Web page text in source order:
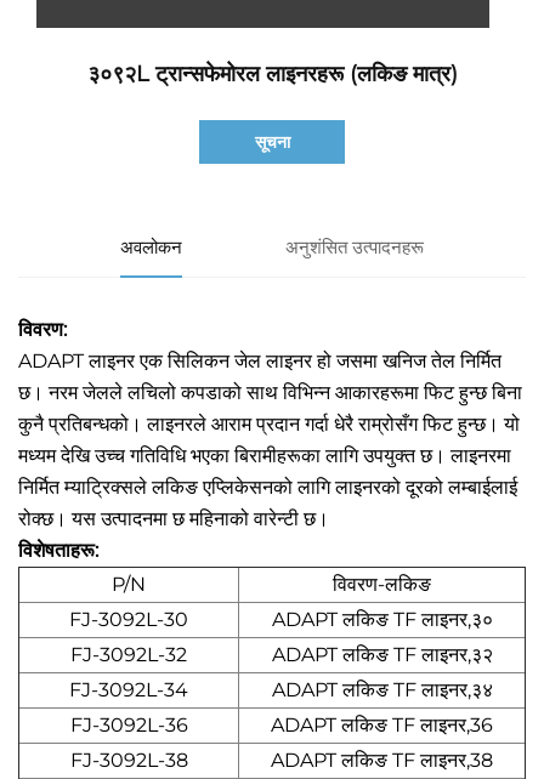
३०९२L ट्रान्सफेमोरल लाइनरहरू (लकिङ मात्र)
सूचना
अवलोकन अनुशंसित उत्पादनहरू
विवरण:
ADAPT लाइनर एक सिलिकन जेल लाइनर हो जसमा खनिज तेल निर्मित
छ। नरम जेलले लचिलो कपडाको साथ विभिन्न आकारहरूमा फिट हुन्छ बिना
कुनै प्रतिबन्धको। लाइनरले आराम प्रदान गर्दा धेरै राम्रोसँग फिट हुन्छ। यो
मध्यम देखि उच्च गतिविधि भएका बिरामीहरूका लागि उपयुक्त छ। लाइनरमा
निर्मित म्याट्रिक्सले लकिङ एप्लिकेसनको लागि लाइनरको दूरको लम्बाईलाई
रोक्छ। यस उत्पादनमा छ महिनाको वारेन्टी छ।
विशेषताहरू:
P/N
विवरण-लकिङ
FJ-3092L-30
ADAPT लकिङ TF लाइनर,३०
FJ-3092L-32
ADAPT लकिङ TF लाइनर,३२
FJ-3092L-34
ADAPT लकिङ TF लाइनर,३४
FJ-3092L-36
ADAPT लकिङ TF लाइनर,36
FJ-3092L-38
ADAPT लकिङ TF लाइनर,38